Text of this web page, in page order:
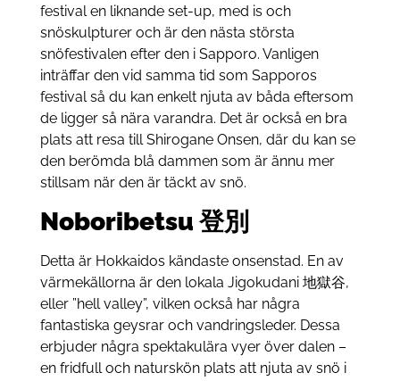
festival en liknande set-up, med is och
snöskulpturer och är den nästa största
snöfestivalen efter den i Sapporo. Vanligen
inträffar den vid samma tid som Sapporos
festival så du kan enkelt njuta av båda eftersom
de ligger så nära varandra. Det är också en bra
plats att resa till Shirogane Onsen, där du kan se
den berömda blå dammen som är ännu mer
stillsam när den är täckt av snö.
Noboribetsu 登別
Detta är Hokkaidos kändaste onsenstad. En av
värmekällorna är den lokala Jigokudani 地獄谷,
eller ”hell valley”, vilken också har några
fantastiska geysrar och vandringsleder. Dessa
erbjuder några spektakulära vyer över dalen –
en fridfull och naturskön plats att njuta av snö i